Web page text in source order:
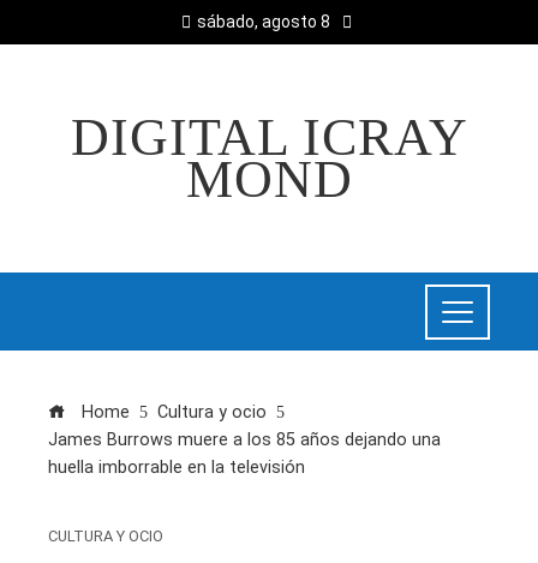
sábado, agosto 8
DIGITAL ICRAY
MOND
Home
Cultura y ocio
James Burrows muere a los 85 años dejando una
huella imborrable en la televisión
CULTURA Y OCIO